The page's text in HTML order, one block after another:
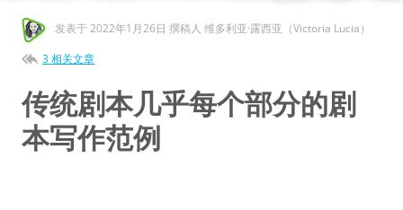
发表于2022年1月26日 撰稿人 维多利亚·露西亚（Victoria Lucia）
3 相关文章
传统剧本几乎每个部分的剧
本写作范例